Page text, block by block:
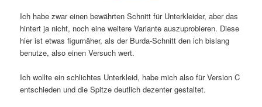
Ich habe zwar einen bewährten Schnitt für Unterkleider, aber das
hintert ja nicht, noch eine weitere Variante auszuprobieren. Diese
hier ist etwas figurnäher, als der Burda-Schnitt den ich bislang
benutze, also einen Versuch wert.
Ich wollte ein schlichtes Unterkleid, habe mich also für Version C
entschieden und die Spitze deutlich dezenter gestaltet.